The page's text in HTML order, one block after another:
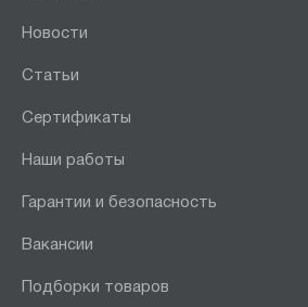
Новости
Статьи
Сертификаты
Наши работы
Гарантии и безопасность
Вакансии
Подборки товаров